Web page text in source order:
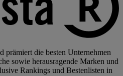
prämiert die besten Unternehmen
sowie herausragende Marken und
Rankings und Bestenlisten in